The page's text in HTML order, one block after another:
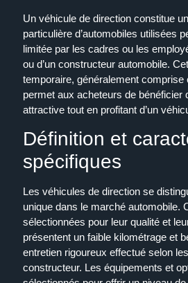
Un véhicule de direction constitue
particulière d’automobiles utilisées
limitée par les cadres ou les
ou d’un constructeur automobile.
temporaire, généralement comprise
permet aux acheteurs de bénéficier
attractive tout en profitant d’un
Définition et
spécifiques
Les véhicules de direction se
unique dans le marché automobile.
sélectionnées pour leur qualité et
présentent un faible kilométrage et
entretien rigoureux effectué selon
constructeur. Les équipements et